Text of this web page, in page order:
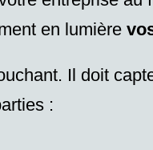
en lumière
Il doit
: